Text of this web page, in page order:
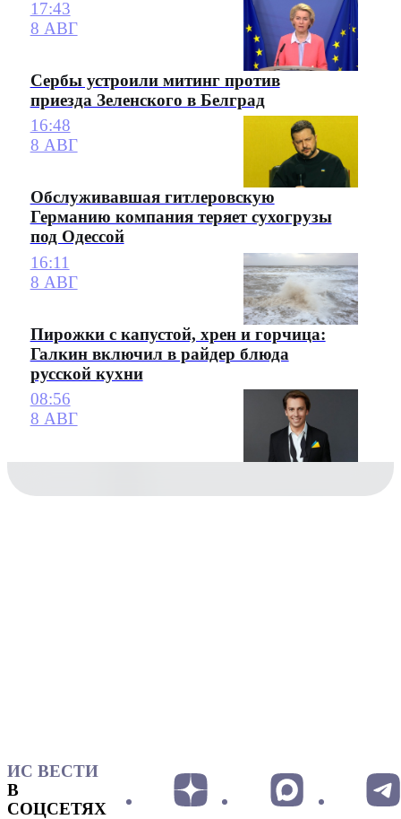
17:43
8 АВГ
Сербы устроили митинг против
приезда Зеленского в Белград
16:48
8 АВГ
Обслуживавшая гитлеровскую
Германию компания теряет сухогрузы
под Одессой
16:11
8 АВГ
Пирожки с капустой, хрен и горчица:
Галкин включил в райдер блюда
русской кухни
08:56
8 АВГ
ИС ВЕСТИ
В
СОЦСЕТЯХ